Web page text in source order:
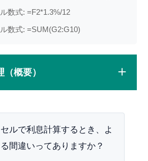
数式: =F2*1.3%/12
数式: =SUM(G2:G10)
概要）
ルで利息計算するとき、よ
る間違いってありますか？